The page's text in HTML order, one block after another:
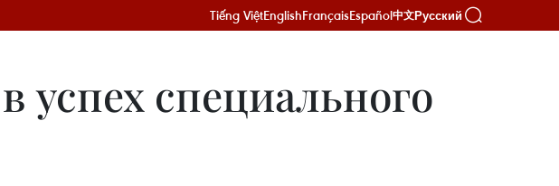
Tiếng ViệtEnglishFrançaisEspañol中文Русский
успех специального